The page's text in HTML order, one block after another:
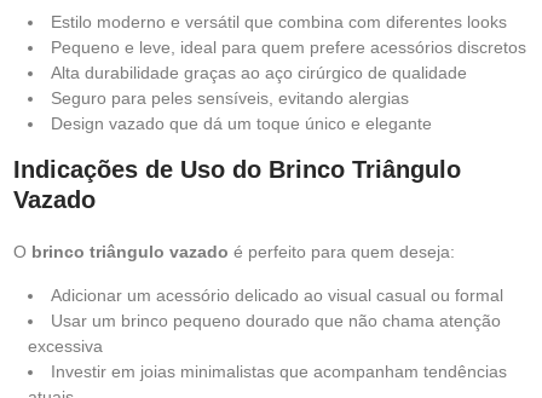
Estilo moderno e versátil que combina com diferentes looks
Pequeno e leve, ideal para quem prefere acessórios discretos
Alta durabilidade graças ao aço cirúrgico de qualidade
Seguro para peles sensíveis, evitando alergias
Design vazado que dá um toque único e elegante
Indicações de Uso do Brinco Triângulo
Vazado
O brinco triângulo vazado é perfeito para quem deseja:
Adicionar um acessório delicado ao visual casual ou formal
Usar um brinco pequeno dourado que não chama atenção
excessiva
Investir em joias minimalistas que acompanham tendências